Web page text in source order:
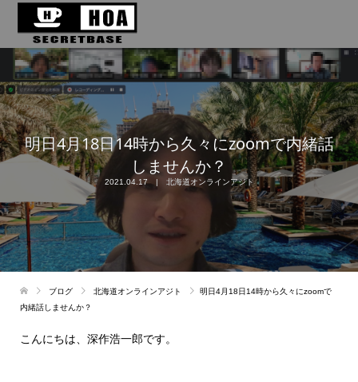
明日4月18日14時から久々にzoomで内緒話
しませんか？
2021.04.17 北海道オンラインアジト
ブログ 北海道オンラインアジト
明日4月18日14時から久々にzoomで
内緒話しませんか？
こんにちは、深作浩一郎です。